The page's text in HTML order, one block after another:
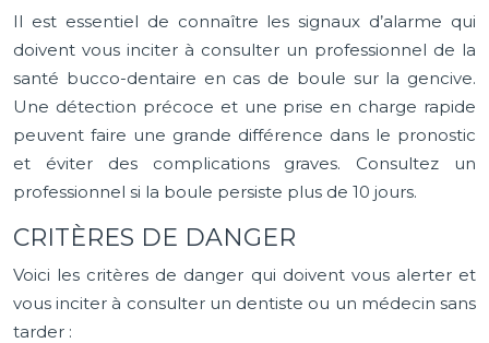
Il est essentiel de connaître les signaux d’alarme qui
doivent vous inciter à consulter un professionnel de la
santé bucco-dentaire en cas de boule sur la gencive.
Une détection précoce et une prise en charge rapide
peuvent faire une grande différence dans le pronostic
et éviter des complications graves. Consultez un
professionnel si la boule persiste plus de 10 jours.
CRITÈRES DE DANGER
Voici les critères de danger qui doivent vous alerter et
vous inciter à consulter un dentiste ou un médecin sans
tarder :